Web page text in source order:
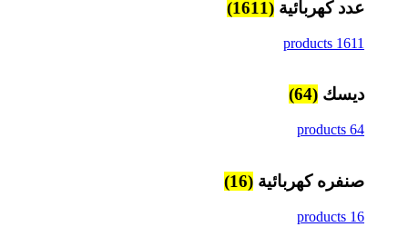
عدد كهربائية (1611)
1611 products
ديسك (64)
64 products
صنفره كهربائية (16)
16 products